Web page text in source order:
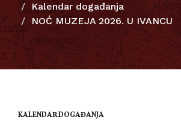
Kalendar događanja
NOĆ MUZEJA 2026. U IVANCU
KALENDAR DOGAĐANJA